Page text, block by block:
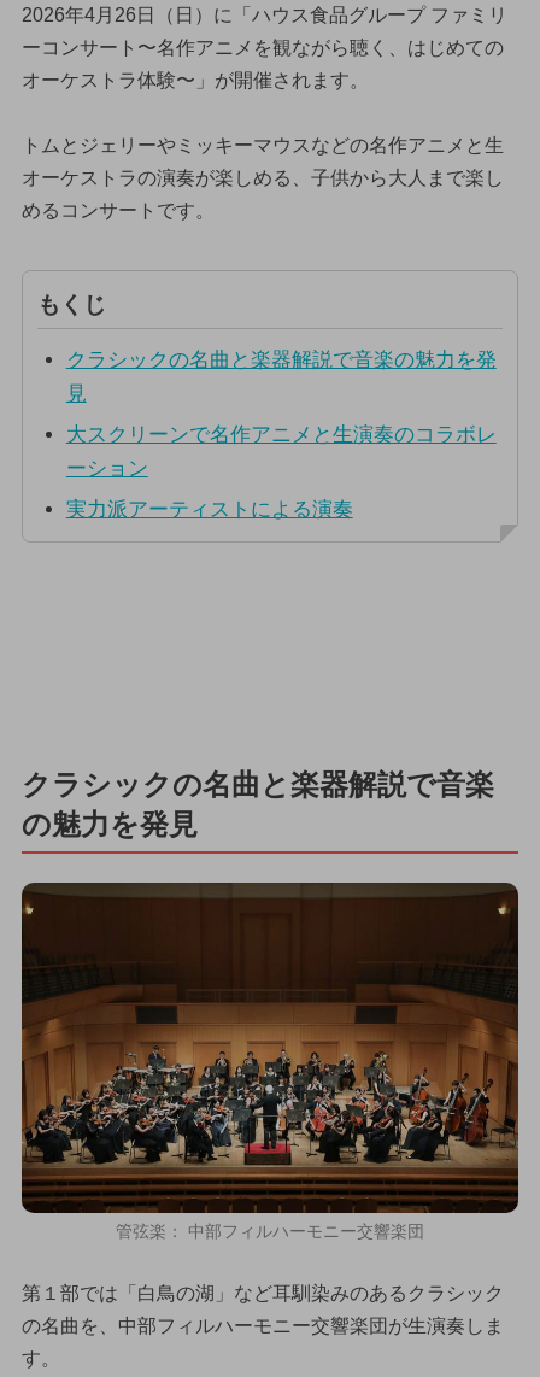
2026年4月26日（日）に「ハウス食品グループ ファミリ
ーコンサート〜名作アニメを観ながら聴く、はじめての
オーケストラ体験〜」が開催されます。
トムとジェリーやミッキーマウスなどの名作アニメと生
オーケストラの演奏が楽しめる、子供から大人まで楽し
めるコンサートです。
もくじ
クラシックの名曲と楽器解説で音楽の魅力を発
見
大スクリーンで名作アニメと生演奏のコラボレ
ーション
実力派アーティストによる演奏
クラシックの名曲と楽器解説で音楽
の魅力を発見
管弦楽： 中部フィルハーモニー交響楽団
第１部では「白鳥の湖」など耳馴染みのあるクラシック
の名曲を、中部フィルハーモニー交響楽団が生演奏しま
す。